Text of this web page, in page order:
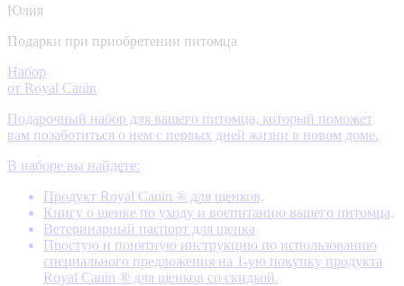
Юлия
Подарки при приобретении питомца
Набор
от Royal Canin
Подарочный набор для вашего питомца, который поможет
вам позаботиться о нем с первых дней жизни в новом доме.
В наборе вы найдете:
Продукт Royal Canin ® для щенков,
Книгу о щенке по уходу и воспитанию вашего питомца,
Ветеринарный паспорт для щенка
Простую и понятную инструкцию по использованию
специального предложения на 1-ую покупку продукта
Royal Canin ® для щенков со скидкой.